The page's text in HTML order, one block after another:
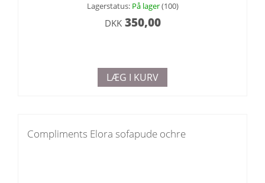
Lagerstatus: På lager(100)
DKK350,00
LÆG I KURV
Compliments Elora sofapude ochre